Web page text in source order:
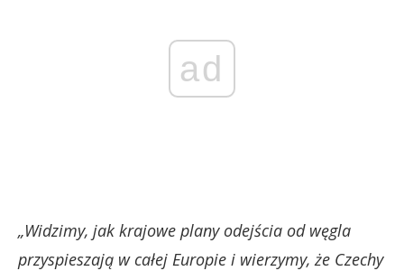
ad
„Widzimy, jak krajowe plany odejścia od węgla
przyspieszają w całej Europie i wierzymy, że Czechy